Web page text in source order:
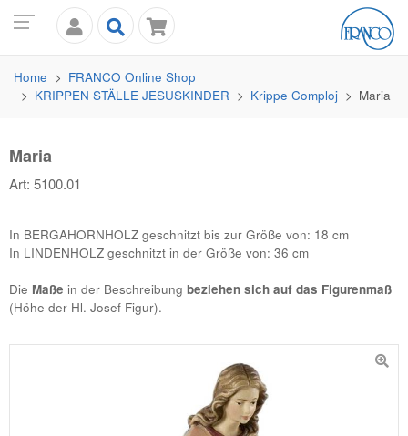
Home FRANCO Online Shop
KRIPPEN STÄLLE JESUSKINDER
Krippe Comploj Maria
Maria
Art: 5100.01
In BERGAHORNHOLZ geschnitzt bis zur Größe von: 18 cm
In LINDENHOLZ geschnitzt in der Größe von: 36 cm
Die Maße in der Beschreibung beziehen sich auf das Figurenmaß
(Höhe der Hl. Josef Figur).